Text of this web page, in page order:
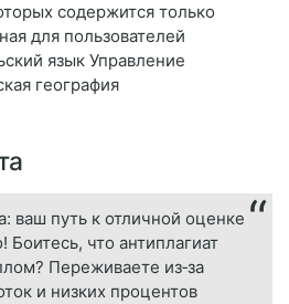
содержится только
для пользователей
язык Управление
география
ваш путь к отличной оценке
что антиплагиат
Переживаете из‑за
и низких процентов